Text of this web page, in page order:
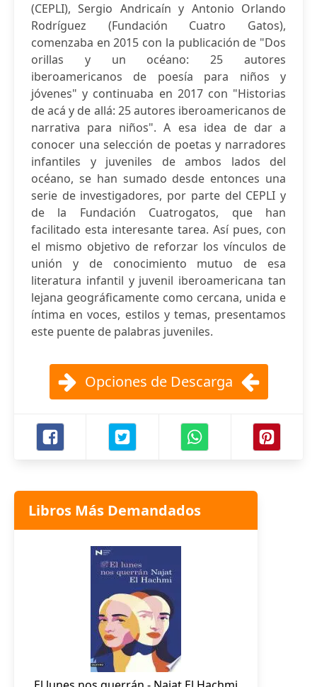
(CEPLI), Sergio Andricaín y Antonio Orlando
Rodríguez (Fundación Cuatro Gatos),
comenzaba en 2015 con la publicación de "Dos
orillas y un océano: 25 autores
iberoamericanos de poesía para niños y
jóvenes" y continuaba en 2017 con "Historias
de acá y de allá: 25 autores iberoamericanos de
narrativa para niños". A esa idea de dar a
conocer una selección de poetas y narradores
infantiles y juveniles de ambos lados del
océano, se han sumado desde entonces una
serie de investigadores, por parte del CEPLI y
de la Fundación Cuatrogatos, que han
facilitado esta interesante tarea. Así pues, con
el mismo objetivo de reforzar los vínculos de
unión y de conocimiento mutuo de esa
literatura infantil y juvenil iberoamericana tan
lejana geográficamente como cercana, unida e
íntima en voces, estilos y temas, presentamos
este puente de palabras juveniles.
Opciones de Descarga
Libros Más Demandados